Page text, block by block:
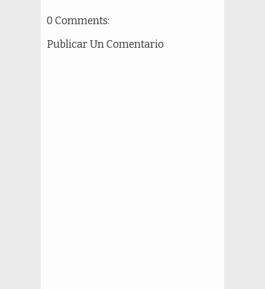
0 Comments:
Publicar Un Comentario